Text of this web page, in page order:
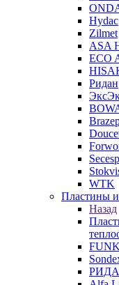
Hydac
Zilmet
ASA
ECO
Ридан
WTK
Пластины и
Назад